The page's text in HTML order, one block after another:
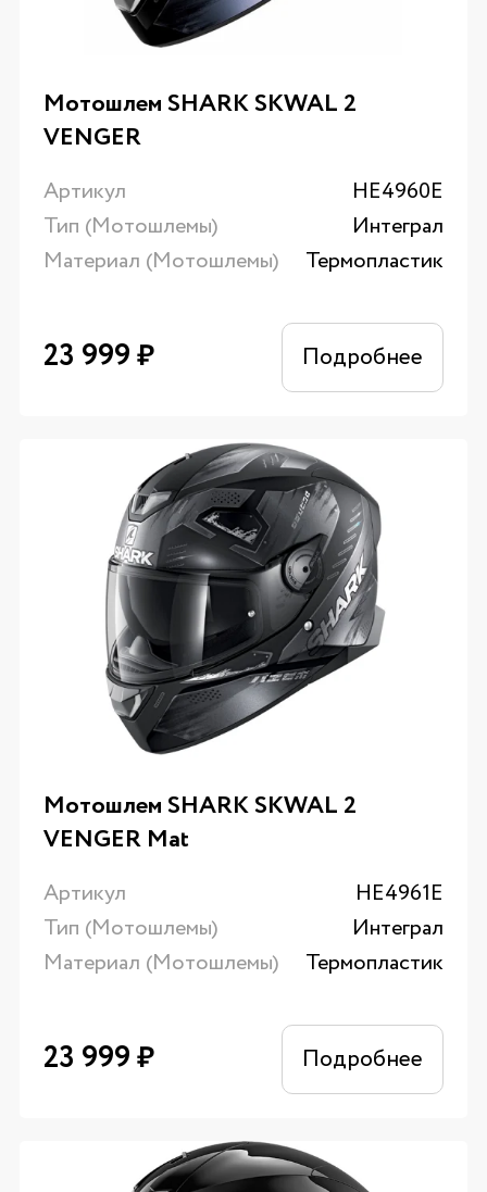
Мотошлем SHARK SKWAL 2
VENGER
Артикул
HE4960E
Тип (Мотошлемы)
Интеграл
Материал (Мотошлемы)
Термопластик
23 999₽ Подробнее
Мотошлем SHARK SKWAL 2
VENGER Mat
Артикул
HE4961E
Тип (Мотошлемы)
Интеграл
Материал (Мотошлемы)
Термопластик
23 999₽ Подробнее